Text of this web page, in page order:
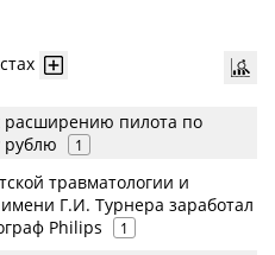
расширению пилота по
рублю
1
травматологии и
Г.И. Турнера заработал
Philips
1